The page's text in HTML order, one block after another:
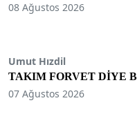
08 Ağustos 2026
Umut Hızdil
TAKIM FORVET DİYE
07 Ağustos 2026